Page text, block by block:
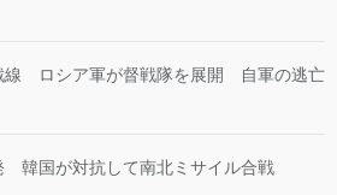
線 ロシア軍が督戦隊を展開 自軍の逃亡
韓国が対抗して南北ミサイル合戦